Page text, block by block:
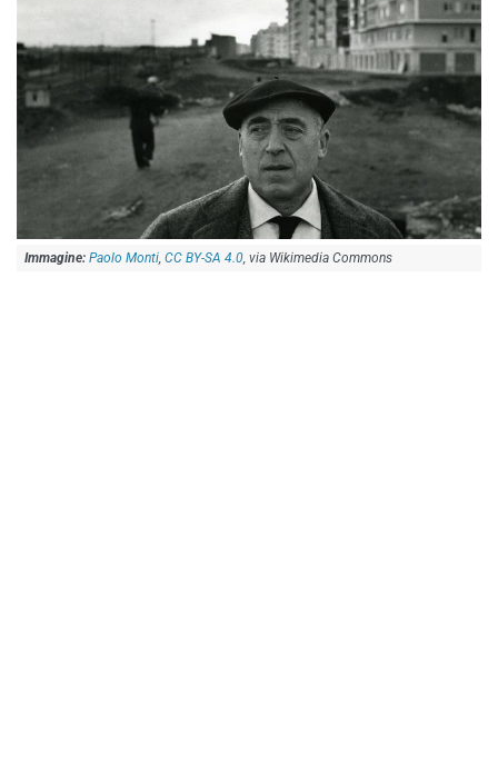
Paolo Monti CC BY-SA 4.0 , via Wikimedia Commons